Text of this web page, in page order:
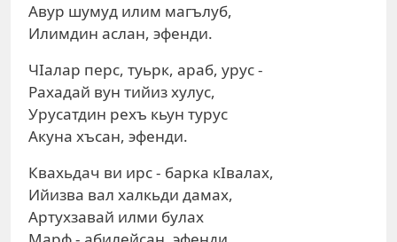
Авур шумуд илим магълуб,
Илимдин аслан, эфенди.
ЧIалар перс, туьрк, араб, урус -
Рахадай вун тийиз хулус,
Урусатдин рехъ кьун турус
Акуна хъсан, эфенди.
Квахьдач ви ирс - барка кIвалах,
Ийизва вал халкьди дамах,
Артухзавай илми булах